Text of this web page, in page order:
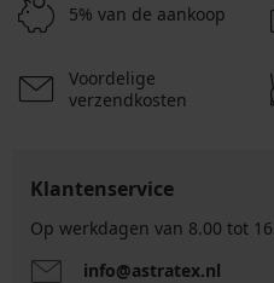
5% van de aankoop
Voordelige
verzendkosten
Klantenservice
Op werkdagen van 8.00 tot
info@astratex.nl